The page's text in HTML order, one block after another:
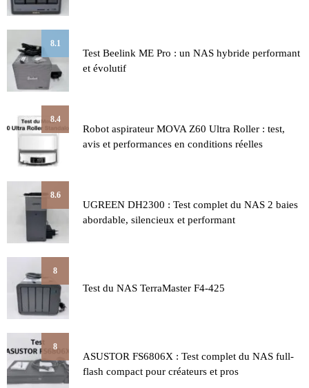
8.1
Test Beelink ME Pro : un NAS hybride performant
et évolutif
8.4
Robot aspirateur MOVA Z60 Ultra Roller : test,
avis et performances en conditions réelles
8.6
UGREEN DH2300 : Test complet du NAS 2 baies
abordable, silencieux et performant
8
Test du NAS TerraMaster F4-425
8
ASUSTOR FS6806X : Test complet du NAS full-
flash compact pour créateurs et pros